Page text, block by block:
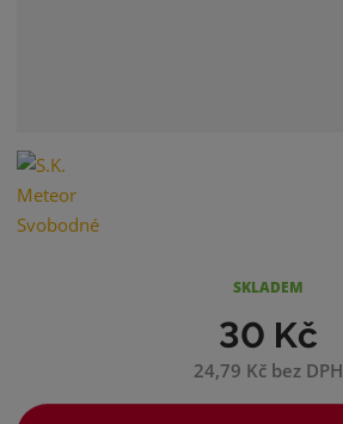
30 Kč
24,79 Kč bez DPH
SKLADEM